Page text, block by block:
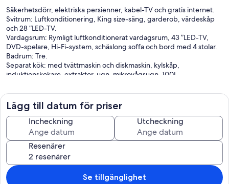
Säkerhetsdörr, elektriska persienner, kabel-TV och gratis internet.
Svitrum: Luftkonditionering, King size-säng, garderob, värdeskåp
och 28 ”LED-TV.
Vardagsrum: Rymligt luftkonditionerat vardagsrum, 43 ”LED-TV,
DVD-spelare, Hi-Fi-system, schäslong soffa och bord med 4 stolar.
Badrum: Tre.
Separat kök: med tvättmaskin och diskmaskin, kylskåp,
induktionskokare, extraktor, ugn, mikrovågsugn, 100L
strykbräda och allt köket behövs. Servis och bestick ingår samt
rengöringsartiklar (inkluderar dammsugare).
Balkong: Med klädställ, förvaringsutrymme och bord med 2 stolar.
Interiörterrass: Med bord och 4 stolar.
Gemensam terrass: med fyra solstolar.
Denna moderna lägenhet är redo att erbjuda kvalitetsturism till våra
gäster. Vid ankomst kommer de att ha ett välkomnande erbjudande
som har ett syfte: att få dem att känna sig som hemma. Välkommen.
Lägg till datum för priser
Incheckning Utcheckning
Resenärer
Se tillgänglighet